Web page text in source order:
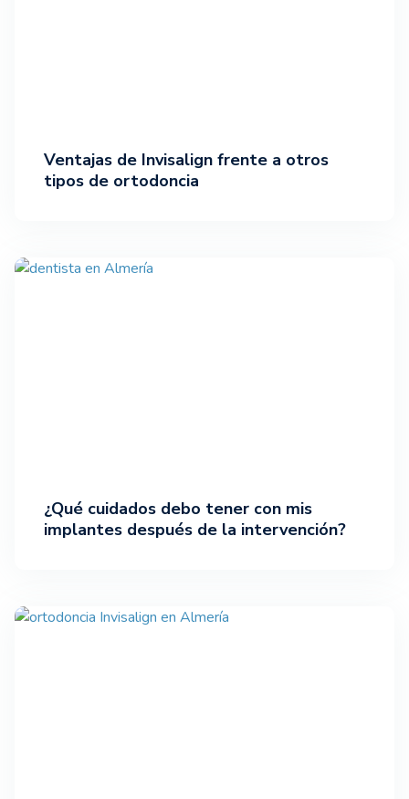
Ventajas de Invisalign frente a otros
tipos de ortodoncia
¿Qué cuidados debo tener con mis
implantes después de la intervención?